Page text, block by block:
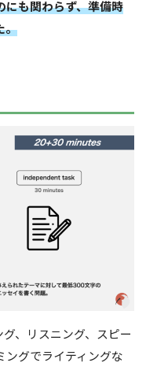
にも関わらず、準備時
。
、リスニング、スピー
ングでライティングな